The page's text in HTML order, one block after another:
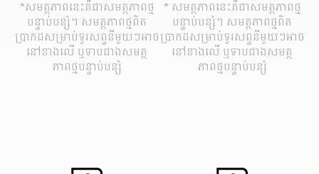
*សមត្ថភាពនេះគឺជាសមត្ថភាពថ្ម
បន្ទាប់បន្សំ។ សមត្ថភាពថ្មពិត
ប្រាកដសម្រាប់ទូរសព្ទនីមួយៗអាច
នៅខាងលើ ឬទាបជាងសមត្ថ
ភាពថ្មបន្ទាប់បន្សំ
* សមត្ថភាពនេះគឺជាសមត្ថភាពថ្ម
បន្ទាប់បន្សំ។ សមត្ថភាពថ្មពិត
ប្រាកដសម្រាប់ទូរសព្ទនីមួយៗអាច
នៅខាងលើ ឬទាបជាងសមត្ថ
ភាពថ្មបន្ទាប់បន្សំ